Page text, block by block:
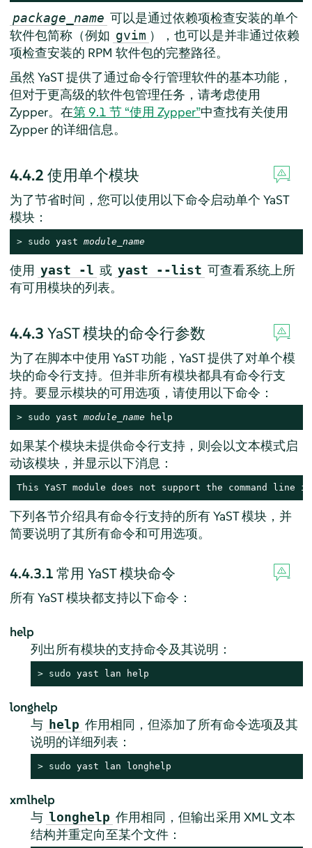
package_name 可以是通过依赖项检查安装的单个
软件包简称（例如 gvim ），也可以是并非通过依赖
项检查安装的 RPM 软件包的完整路径。
虽然 YaST 提供了通过命令行管理软件的基本功能，
但对于更高级的软件包管理任务，请考虑使用
Zypper。在第 9.1 节 “使用 Zypper”中查找有关使用
Zypper 的详细信息。
4.4.2 使用单个模块
为了节省时间，您可以使用以下命令启动单个 YaST
模块：
> sudo yast module_name
使用 yast -l 或 yast --list 可查看系统上所
有可用模块的列表。
4.4.3 YaST 模块的命令行参数
为了在脚本中使用 YaST 功能，YaST 提供了对单个模
块的命令行支持。但并非所有模块都具有命令行支
持。要显示模块的可用选项，请使用以下命令：
> sudo yast module_name help
如果某个模块未提供命令行支持，则会以文本模式启
动该模块，并显示以下消息：
This YaST module does not support the command line
下列各节介绍具有命令行支持的所有 YaST 模块，并
简要说明了其所有命令和可用选项。
4.4.3.1常用 YaST 模块命令
所有 YaST 模块都支持以下命令：
help
列出所有模块的支持命令及其说明：
> sudo yast lan help
longhelp
与 help 作用相同，但添加了所有命令选项及其
说明的详细列表：
> sudo yast lan longhelp
xmlhelp
与 longhelp 作用相同，但输出采用 XML 文本
结构并重定向至某个文件：